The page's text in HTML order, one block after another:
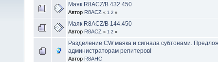
Маяк R8ACZ/B 432.450
Автор R8ACZ « 1 2 »
Маяк R8ACZ/B 144.450
Автор R8ACZ « 1 2 »
Разделение CW маяка и сигнала субтонами.
администраторам репитеров!
Автор R8AHC